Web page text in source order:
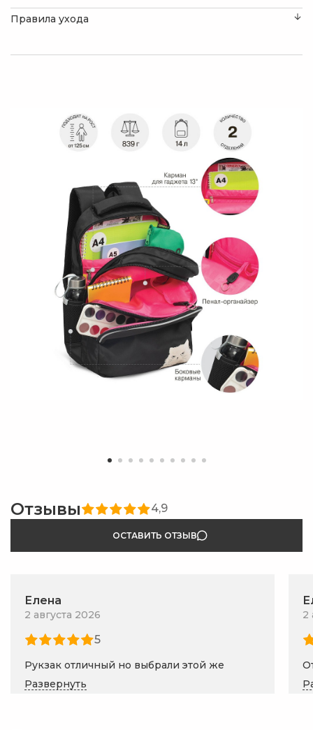
Правила ухода
Отзывы 4,9
ОСТАВИТЬ ОТЗЫВ
Елена
2 августа 2026
5
Рукзак отличный но выбрали этой же
фирмы но подешевле.
Ответ магазина:
Развернуть
2